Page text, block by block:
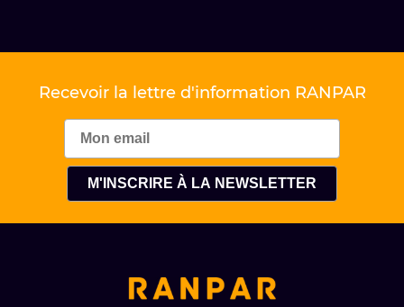
Recevoir la lettre d'information RANPAR